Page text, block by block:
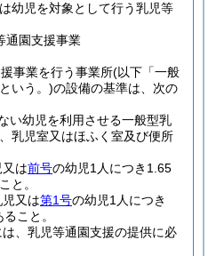
幼児を対象として行う乳児等
通園支援事業
事業を行う事業所(以下「一般
いう。)の設備の基準は、次の
い幼児を利用させる一般型乳
乳児室又はほふく室及び便所
は前号の幼児1人につき1.65
と。
又は第1号の幼児1人につき
こと。
、乳児等通園支援の提供に必